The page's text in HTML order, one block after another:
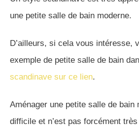
une petite salle de bain moderne.
D’ailleurs, si cela vous intéresse,
exemple de petite salle de bain
scandinave sur ce lien.
Aménager une petite salle de bain
difficile et n’est pas forcément